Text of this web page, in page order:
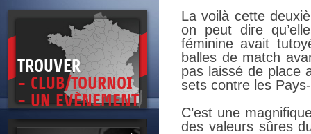
TROUVER
- CLUB/TOURNOI
- UN EVÈNEMENT
La voilà cette
on peut dire
féminine avait
balles de match
pas laissé de place
sets contre les
C’est une
des valeurs sûres